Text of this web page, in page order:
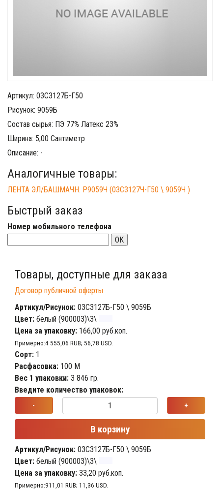
Артикул: 03С3127Б-Г50
Рисунок: 9059Б
Состав сырья: ПЭ 77% Латекс 23%
Ширина: 5,00 Сантиметр
Описание: -
Аналогичные товары:
ЛЕНТА ЭЛ/БАШМАЧН. Р9059Ч (03С3127Ч-Г50 \ 9059Ч )
Быстрый заказ
Номер мобильного телефона
OK
Товары, доступные для заказа
Договор публичной оферты
Артикул/Рисунок: 03С3127Б-Г50 \ 9059Б
Цвет: белый (900003)\3\
Цена за упаковку: 166,00 руб.коп.
Примерно:4 555,06 RUB; 56,78 USD.
Сорт: 1
Расфасовка: 100 М
Вес 1 упаковки: 3 846 гр.
Введите количество упаковок:
- +
В корзину
Артикул/Рисунок: 03С3127Б-Г50 \ 9059Б
Цвет: белый (900003)\3\
Цена за упаковку: 33,20 руб.коп.
Примерно:911,01 RUB; 11,36 USD.